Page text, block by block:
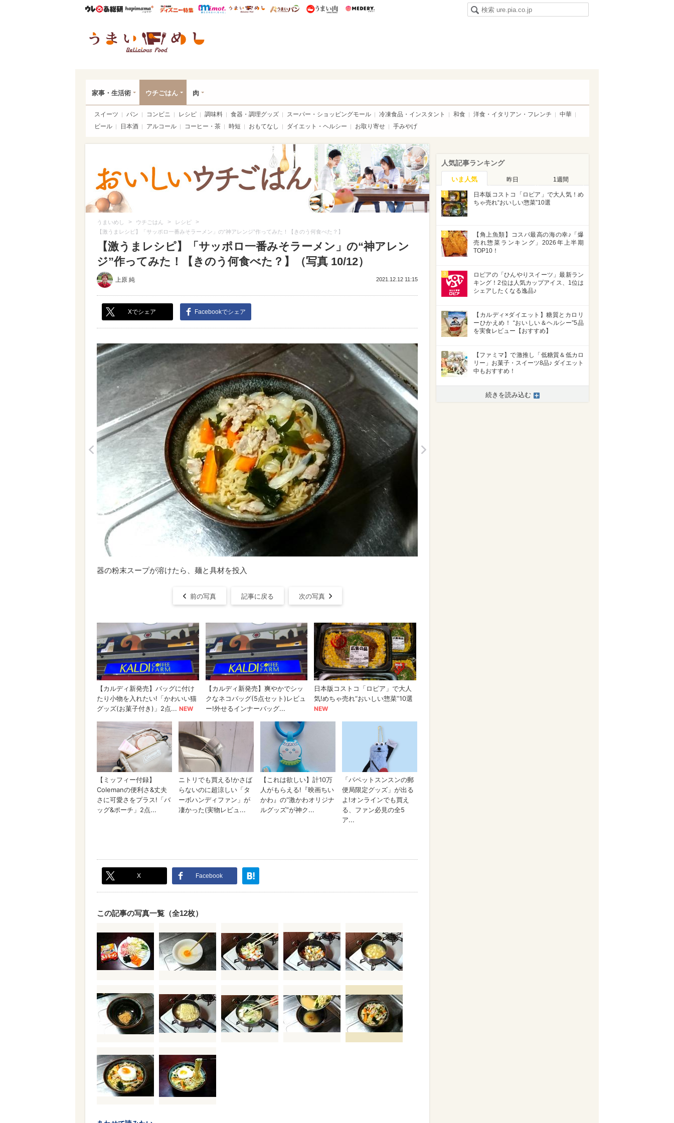
ウレぴあ総研ハピママ* ウレぴあ総研 ディズニー特集
mimot. うまいめし うまいパン うまい肉
家事・生活術 ウチごはん 肉
スイーツ パン コンビニ レシピ 調味料 食器・調理グッズ スーパー・ショッピングモール 冷凍食品・インスタント 和食 洋食・イタリアン・フレンチ
中華
ビール
日本酒 アルコール コーヒー・茶 時短 おもてなし ダイエット・ヘルシー お取り寄せ 手みやげ
うまいめし > ウチごはん > レシピ >
【激うまレシピ】「サッポロ一番みそラーメン」の“神アレンジ”作ってみた！【きのう何食べた？】
【激うまレシピ】「サッポロ一番みそラーメン」の“神アレン
ジ”作ってみた！【きのう何食べた？】（写真 10/12）
上原 純 2021.12.12 11:15
Xでシェア Facebookでシェア
器の粉末スープが溶けたら、麺と具材を投入
前の写真 記事に戻る 次の写真
X Facebook
この記事の写真一覧（全12枚）
人気記事ランキング
いま人気 昨日 1週間
1
日本版コストコ「ロピア」で大人気！め
ちゃ売れ“おいしい惣菜”10選
2
【角上魚類】コスパ最高の海の幸♪「爆
売れ惣菜ランキング」2026年上半期
TOP10！
3
ロピアの「ひんやりスイーツ」最新ラン
キング！2位は人気カップアイス、1位は
シェアしたくなる逸品♪
4
【カルディ×ダイエット】糖質とカロリ
ーひかえめ！ “おいしい＆ヘルシー”5品
を実食レビュー【おすすめ】
5
【ファミマ】で激推し「低糖質＆低カロ
リー」お菓子・スイーツ8品♪ ダイエット
中もおすすめ！
続きを読み込む